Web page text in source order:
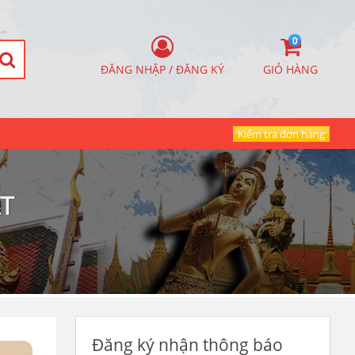
ĐĂNG NHẬP / ĐĂNG KÝ
0
GIỎ HÀNG
Kiểm tra đơn hàng
Đăng ký nhận thông báo